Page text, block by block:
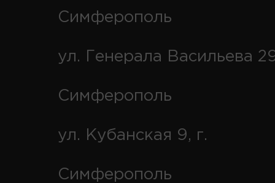
Симферополь
ул. Генерала Васильева
Симферополь
ул. Кубанская 9, г.
Симферополь